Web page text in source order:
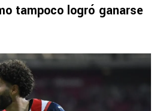
tampoco logró ganarse